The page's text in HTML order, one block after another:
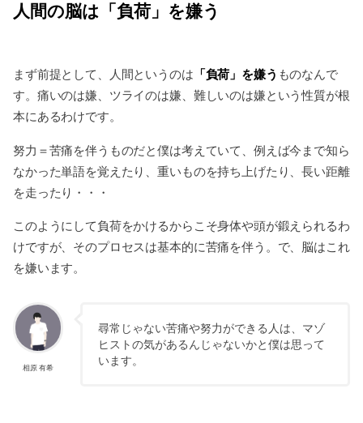
人間の脳は「負荷」を嫌う
まず前提として、人間というのは 「負荷」を嫌う ものなんで
す。痛いのは嫌、ツライのは嫌、難しいのは嫌という性質が根
本にあるわけです。
努力＝苦痛を伴うものだと僕は考えていて、例えば今まで知ら
なかった単語を覚えたり、重いものを持ち上げたり、長い距離
を走ったり・・・
このようにして負荷をかけるからこそ身体や頭が鍛えられるわ
けですが、そのプロセスは基本的に苦痛を伴う。で、脳はこれ
を嫌います。
相原 有希
尋常じゃない苦痛や努力ができる人は、マゾ
ヒストの気があるんじゃないかと僕は思って
います。